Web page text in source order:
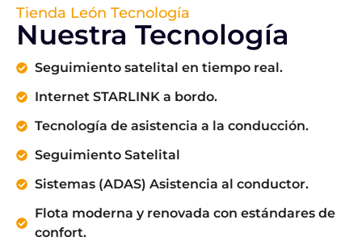
Tienda León Tecnología
Nuestra Tecnología
Seguimiento satelital en tiempo real.
Internet STARLINK a bordo.
Tecnología de asistencia a la conducción.
Seguimiento Satelital
Sistemas (ADAS) Asistencia al conductor.
Flota moderna y renovada con estándares de
confort.